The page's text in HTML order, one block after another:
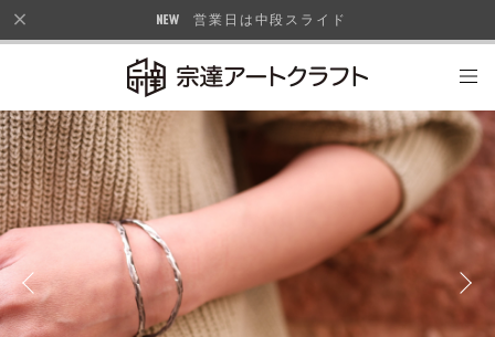
営業日は中段スライド